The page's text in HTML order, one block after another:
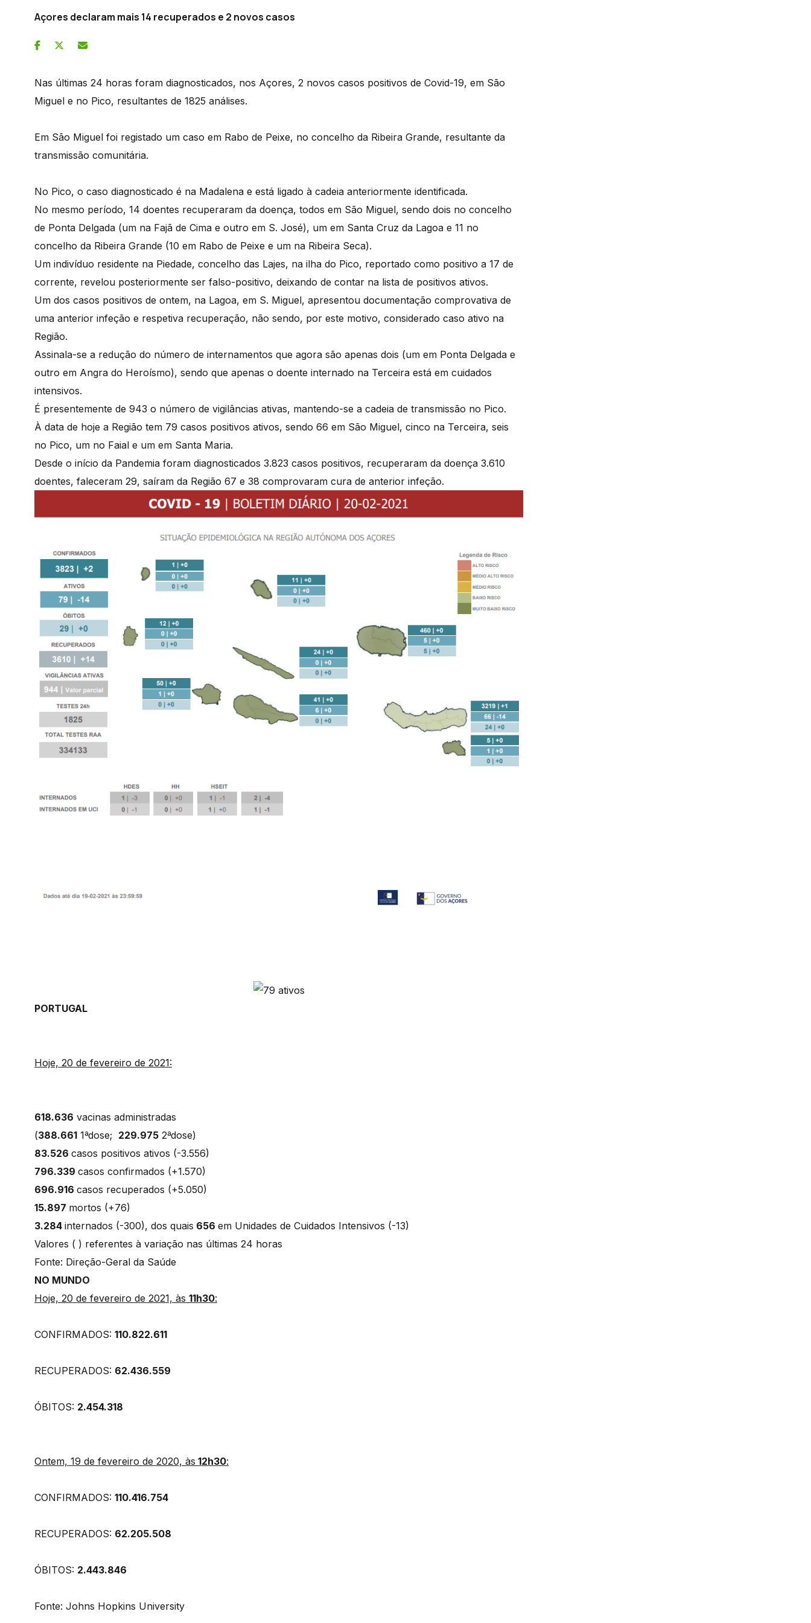
Açores declaram mais 14 recuperados e 2 novos casos
Nas últimas 24 horas foram diagnosticados, nos Açores, 2 novos casos positivos de Covid-19, em São
Miguel e no Pico, resultantes de 1825 análises.
Em São Miguel foi registado um caso em Rabo de Peixe, no concelho da Ribeira Grande, resultante da
transmissão comunitária.
No Pico, o caso diagnosticado é na Madalena e está ligado à cadeia anteriormente identificada.
No mesmo período, 14 doentes recuperaram da doença, todos em São Miguel, sendo dois no concelho
de Ponta Delgada (um na Fajã de Cima e outro em S. José), um em Santa Cruz da Lagoa e 11 no
concelho da Ribeira Grande (10 em Rabo de Peixe e um na Ribeira Seca).
Um indivíduo residente na Piedade, concelho das Lajes, na ilha do Pico, reportado como positivo a 17 de
corrente, revelou posteriormente ser falso-positivo, deixando de contar na lista de positivos ativos.
Um dos casos positivos de ontem, na Lagoa, em S. Miguel, apresentou documentação comprovativa de
uma anterior infeção e respetiva recuperação, não sendo, por este motivo, considerado caso ativo na
Região.
Assinala-se a redução do número de internamentos que agora são apenas dois (um em Ponta Delgada e
outro em Angra do Heroísmo), sendo que apenas o doente internado na Terceira está em cuidados
intensivos.
É presentemente de 943 o número de vigilâncias ativas, mantendo-se a cadeia de transmissão no Pico.
À data de hoje a Região tem 79 casos positivos ativos, sendo 66 em São Miguel, cinco na Terceira, seis
no Pico, um no Faial e um em Santa Maria.
Desde o início da Pandemia foram diagnosticados 3.823 casos positivos, recuperaram da doença 3.610
doentes, faleceram 29, saíram da Região 67 e 38 comprovaram cura de anterior infeção.
PORTUGAL
Hoje, 20 de fevereiro de 2021:
618.636 vacinas administradas
(388.661 1ªdose; 229.975 2ªdose)
83.526 casos positivos ativos (-3.556)
796.339 casos confirmados (+1.570)
696.916 casos recuperados (+5.050)
15.897 mortos (+76)
3.284 internados (-300), dos quais 656 em Unidades de Cuidados Intensivos (-13)
Valores ( ) referentes à variação nas últimas 24 horas
Fonte: Direção-Geral da Saúde
NO MUNDO
Hoje, 20 de fevereiro de 2021, às 11h30:
CONFIRMADOS: 110.822.611
RECUPERADOS: 62.436.559
ÓBITOS: 2.454.318
Ontem, 19 de fevereiro de 2020, às 12h30:
CONFIRMADOS: 110.416.754
RECUPERADOS: 62.205.508
ÓBITOS: 2.443.846
Fonte: Johns Hopkins University